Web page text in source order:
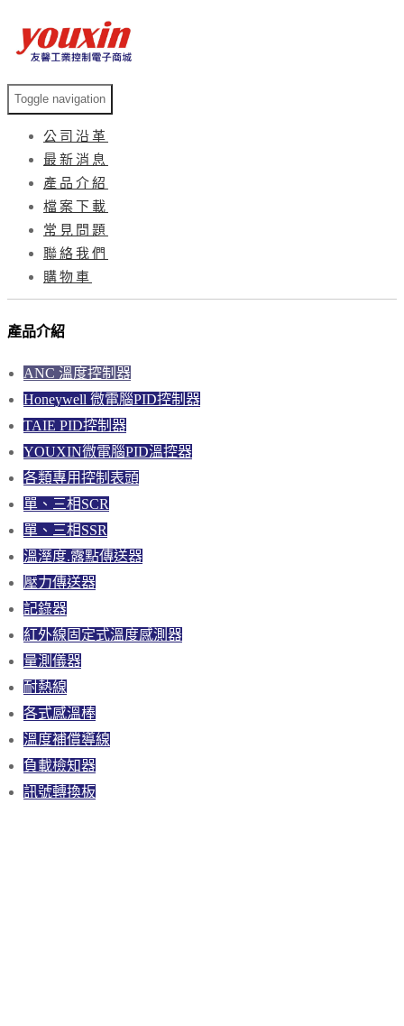
Toggle navigation
公司沿革
最新消息
產品介紹
檔案下載
常見問題
聯絡我們
購物車
產品介紹
ANC 溫度控制器
Honeywell 微電腦PID控制器
TAIE PID控制器
YOUXIN微電腦PID溫控器
各類專用控制表頭
單、三相SCR
單、三相SSR
溫溼度.露點傳送器
壓力傳送器
記錄器
紅外線固定式溫度感測器
量測儀器
耐熱線
各式感溫棒
溫度補償導線
負載檢知器
訊號轉換板